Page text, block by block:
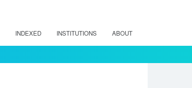
INDEXED INSTITUTIONS ABOUT